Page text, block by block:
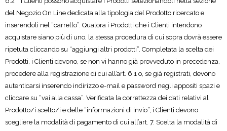
del Negozio On Line dedicata alla tipologia del Prodotto ricercato e
inserendoli nel “carrello”. Qualora i Prodotti che i Clienti intendono
acquistare siano più di uno, la stessa procedura di cui sopra dovrà essere
ripetuta cliccando su “aggiungi altri prodotti”. Completata la scelta dei
Prodotti, i Clienti devono, se non vi hanno già provveduto in precedenza,
procedere alla registrazione di cui all’art. 6.1 o, se già registrati, devono
autenticarsi inserendo indirizzo e-mail e password negli appositi spazi e
cliccare su “vai alla cassa”. Verificata la correttezza dei dati relativi al
Prodotto/i scelto/i e delle “informazioni di invio”, i Clienti devono
scegliere la modalità di pagamento di cui all’art. 7. Scelta la modalità di